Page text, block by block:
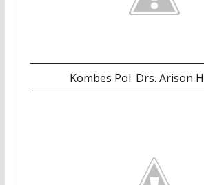
Kombes Pol. Drs. Arison